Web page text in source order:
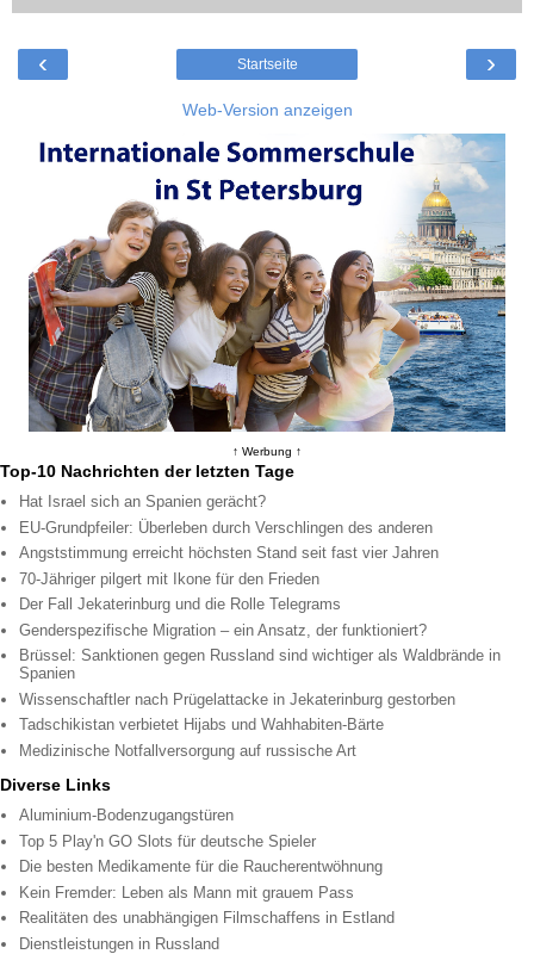
‹ ›
Startseite
Web-Version anzeigen
↑ Werbung ↑
Top-10 Nachrichten der letzten Tage
Hat Israel sich an Spanien gerächt?
EU-Grundpfeiler: Überleben durch Verschlingen des anderen
Angststimmung erreicht höchsten Stand seit fast vier Jahren
70-Jähriger pilgert mit Ikone für den Frieden
Der Fall Jekaterinburg und die Rolle Telegrams
Genderspezifische Migration – ein Ansatz, der funktioniert?
Brüssel: Sanktionen gegen Russland sind wichtiger als Waldbrände in
Spanien
Wissenschaftler nach Prügelattacke in Jekaterinburg gestorben
Tadschikistan verbietet Hijabs und Wahhabiten-Bärte
Medizinische Notfallversorgung auf russische Art
Diverse Links
Aluminium-Bodenzugangstüren
Top 5 Play'n GO Slots für deutsche Spieler
Die besten Medikamente für die Raucherentwöhnung
Kein Fremder: Leben als Mann mit grauem Pass
Realitäten des unabhängigen Filmschaffens in Estland
Dienstleistungen in Russland